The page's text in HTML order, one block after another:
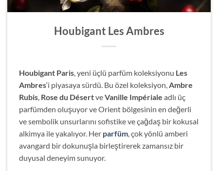
Houbigant Les Ambres
Houbigant Paris , yeni üçlü parfüm koleksiyonu Les
Ambres‘i piyasaya sürdü. Bu özel koleksiyon, Ambre
Rubis Rose du DésertveVanille Impériale adlı üç
parfümden oluşuyor ve Orient bölgesinin en değerli
ve sembolik unsurlarını sofistike ve çağdaş bir kokusal
alkimya ile yakalıyor. Her parfüm , çok yönlü amberi
avangard bir dokunuşla birleştirerek zamansız bir
duyusal deneyim sunuyor.